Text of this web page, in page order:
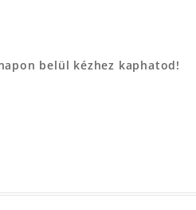
belül kézhez kaphatod!